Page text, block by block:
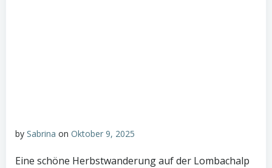
by Sabrina on Oktober 9, 2025
Eine schöne Herbstwanderung auf der Lombachalp